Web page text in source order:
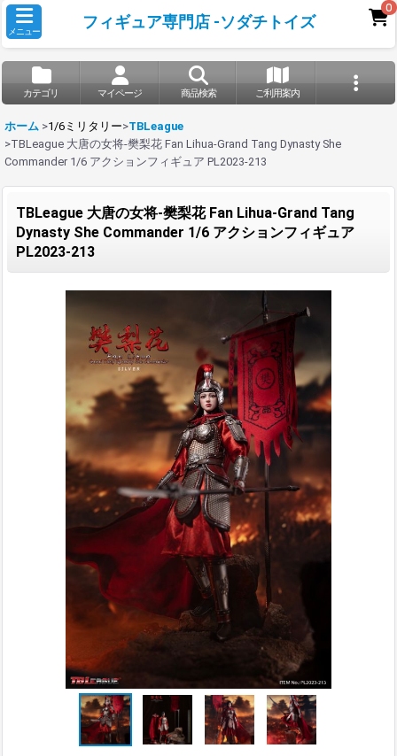
メニュー
フィギュア専門店 -ソダチトイズ
0
カテゴリ マイページ 商品検索 ご利用案内
ホーム >1/6ミリタリー>TBLeague
>TBLeague 大唐の女将-樊梨花 Fan Lihua-Grand Tang Dynasty She
Commander 1/6 アクションフィギュア PL2023-213
TBLeague 大唐の女将-樊梨花 Fan Lihua-Grand Tang
Dynasty She Commander 1/6 アクションフィギュア
PL2023-213